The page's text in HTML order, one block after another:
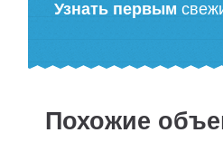
Узнать первым
Похожие